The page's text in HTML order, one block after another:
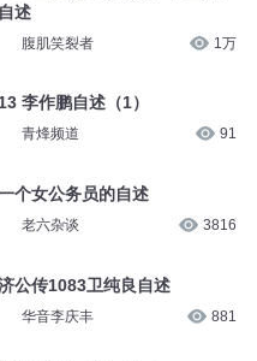
自述
腹肌笑裂者 1万
李作鹏自述（1）
青烽频道 91
个女公务员的自述
老六杂谈 3816
公传1083卫纯良自述
华音李庆丰 881